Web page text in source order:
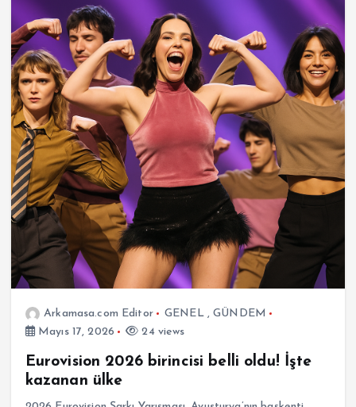
Arkamasa.com Editor GENEL,GÜNDEM
Mayıs 17, 2026
24 views
Eurovision 2026 birincisi belli oldu! İşte
kazanan ülke